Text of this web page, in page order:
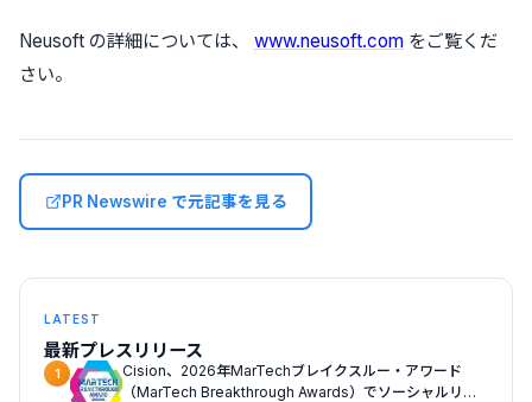
Neusoft の詳細については、 www.neusoft.com をご覧くだ
さい。
PR Newswire で元記事を見る
LATEST
最新プレスリリース
1
Cision、2026年MarTechブレイクスルー・アワード
（MarTech Breakthrough Awards）でソーシャルリス